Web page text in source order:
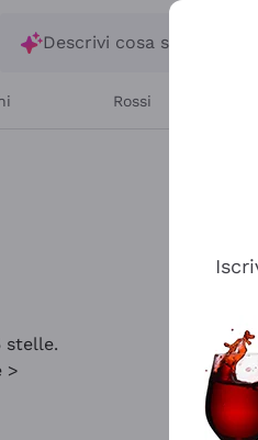
Descrivi cosa stai
Rossi
stelle.
>